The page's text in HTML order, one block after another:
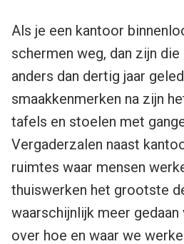
Als je een kantoor
schermen weg, dan zijn
anders dan dertig jaar
smaakkenmerken na zijn
tafels en stoelen met
Vergaderzalen naast
ruimtes waar mensen
thuiswerken het grootste
waarschijnlijk meer
over hoe en waar we